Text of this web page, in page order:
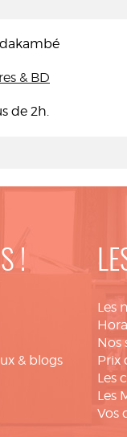
& BD
de 2h.
!
& blogs
Les
Nos
Prix
Les
Les
Vos